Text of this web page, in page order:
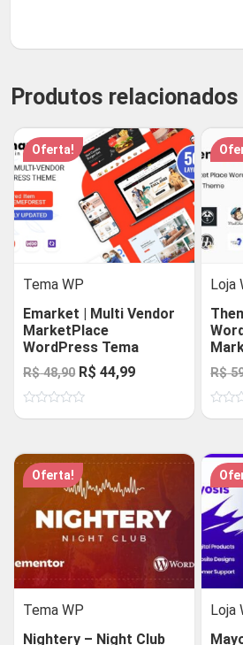
Produtos relacionados
Oferta!
Tema WP
Emarket | Multi Vendor
MarketPlace
WordPress Tema
R$48,90 O
preço
original
R$ 48,90.
R$ 44,99O
atual
R$ 44,99.
Loja
R$
Oferta!
Tema WP
Nightery – Night Club
Loja